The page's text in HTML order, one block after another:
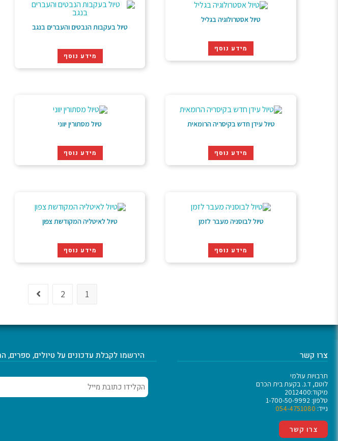
טיול אסטרולוגיה בגליל
מידע נוסף
טיול בעקבות הנבטים והעברים בנגב
מידע נוסף
טיול עידן חדש בקיסריה הרומאית
מידע נוסף
טיול מסתורין יווני
מידע נוסף
טיול לבוסניה מעבר לזמן
מידע נוסף
טיול לאיטליה המקודשת צפון
מידע נוסף
1
2
צרו קשר
תרבויות עולמי
לוטם, ד.נ. בקעת בית הכרם
מיקוד:2012400
טלפון: 1-700-50-9992
נייד: 054-4751080
צרו קשר
הירשמו לקבלת עדכונים על טיולים, ספרים,